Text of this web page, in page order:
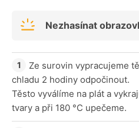
Nezhasínat
Ze surovin vypracujeme
chladu 2 hodiny odpočinout.
Těsto vyválíme na plát a
tvary a při 180 °C upečeme.